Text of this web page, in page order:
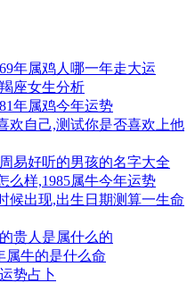
年属鸡人哪一年走大运
座女生分析
年属鸡今年运势
欢自己,测试你是否喜欢上他
易好听的男孩的名字大全
么样,1985属牛今年运势
候出现,出生日期测算一生命
贵人是属什么的
属牛的是什么命
势占卜